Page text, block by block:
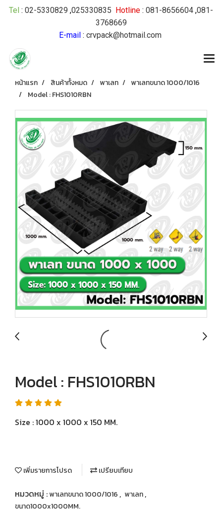
Tel : 02-5330829 ,025330835 Hotline : 081-8656604 ,081-
3768669
E-mail: crvpack@hotmail.com
หน้าแรก สินค้าทั้งหมด พาเลท
พาเลทขนาด 1000/1016
Model : FHS1010RBN
Model : FHS1010RBN
Size : 1000 x 1000 x 150 MM.
เพิ่มรายการโปรด เปรียบเทียบ
หมวดหมู่ :พาเลทขนาด 1000/1016 , พาเลท,
ขนาด1000x1000MM.